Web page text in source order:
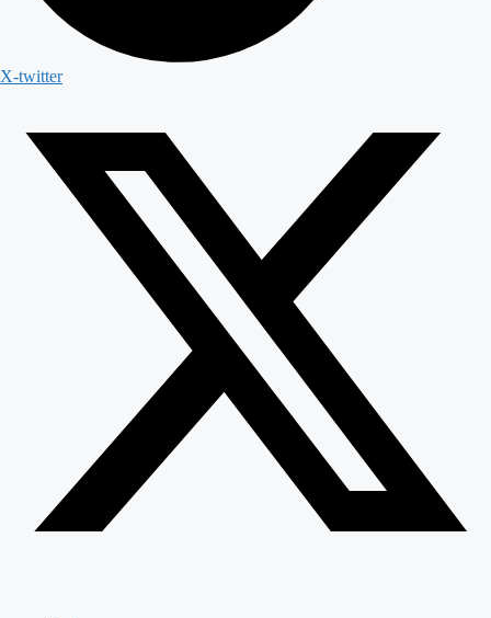
X-twitter